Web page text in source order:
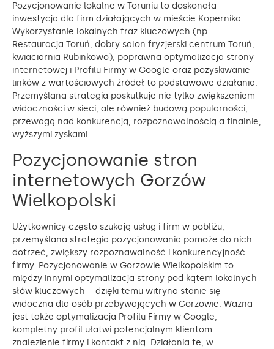
Pozycjonowanie lokalne w Toruniu to doskonała
inwestycja dla firm działających w mieście Kopernika.
Wykorzystanie lokalnych fraz kluczowych (np.
Restauracja Toruń, dobry salon fryzjerski centrum Toruń,
kwiaciarnia Rubinkowo), poprawna optymalizacja strony
internetowej i Profilu Firmy w Google oraz pozyskiwanie
linków z wartościowych źródeł to podstawowe działania.
Przemyślana strategia poskutkuje nie tylko zwiększeniem
widoczności w sieci, ale również budową popularności,
przewagą nad konkurencją, rozpoznawalnością a finalnie,
wyższymi zyskami.
Pozycjonowanie stron
internetowych Gorzów
Wielkopolski
Użytkownicy często szukają usług i firm w pobliżu,
przemyślana strategia pozycjonowania pomoże do nich
dotrzeć, zwiększy rozpoznawalność i konkurencyjność
firmy. Pozycjonowanie w Gorzowie Wielkopolskim to
między innymi optymalizacja strony pod kątem lokalnych
słów kluczowych – dzięki temu witryna stanie się
widoczna dla osób przebywających w Gorzowie. Ważna
jest także optymalizacja Profilu Firmy w Google,
kompletny profil ułatwi potencjalnym klientom
znalezienie firmy i kontakt z nią. Działania te, w